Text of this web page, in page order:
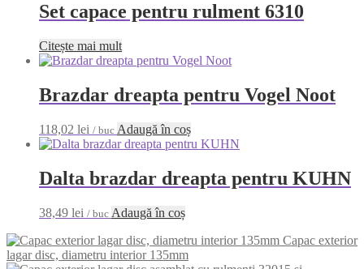
Set capace pentru rulment 6310
Citește mai mult
Brazdar dreapta pentru Vogel Noot
118,02 lei / buc Adaugă în coș
Dalta brazdar dreapta pentru KUHN
38,49 lei / buc Adaugă în coș
Capac exterior
lagar disc, diametru interior 135mm